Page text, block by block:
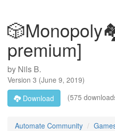
premium]
by Nils B.
Version 3 (June 9, 2019)
Download
(575
Automate Community